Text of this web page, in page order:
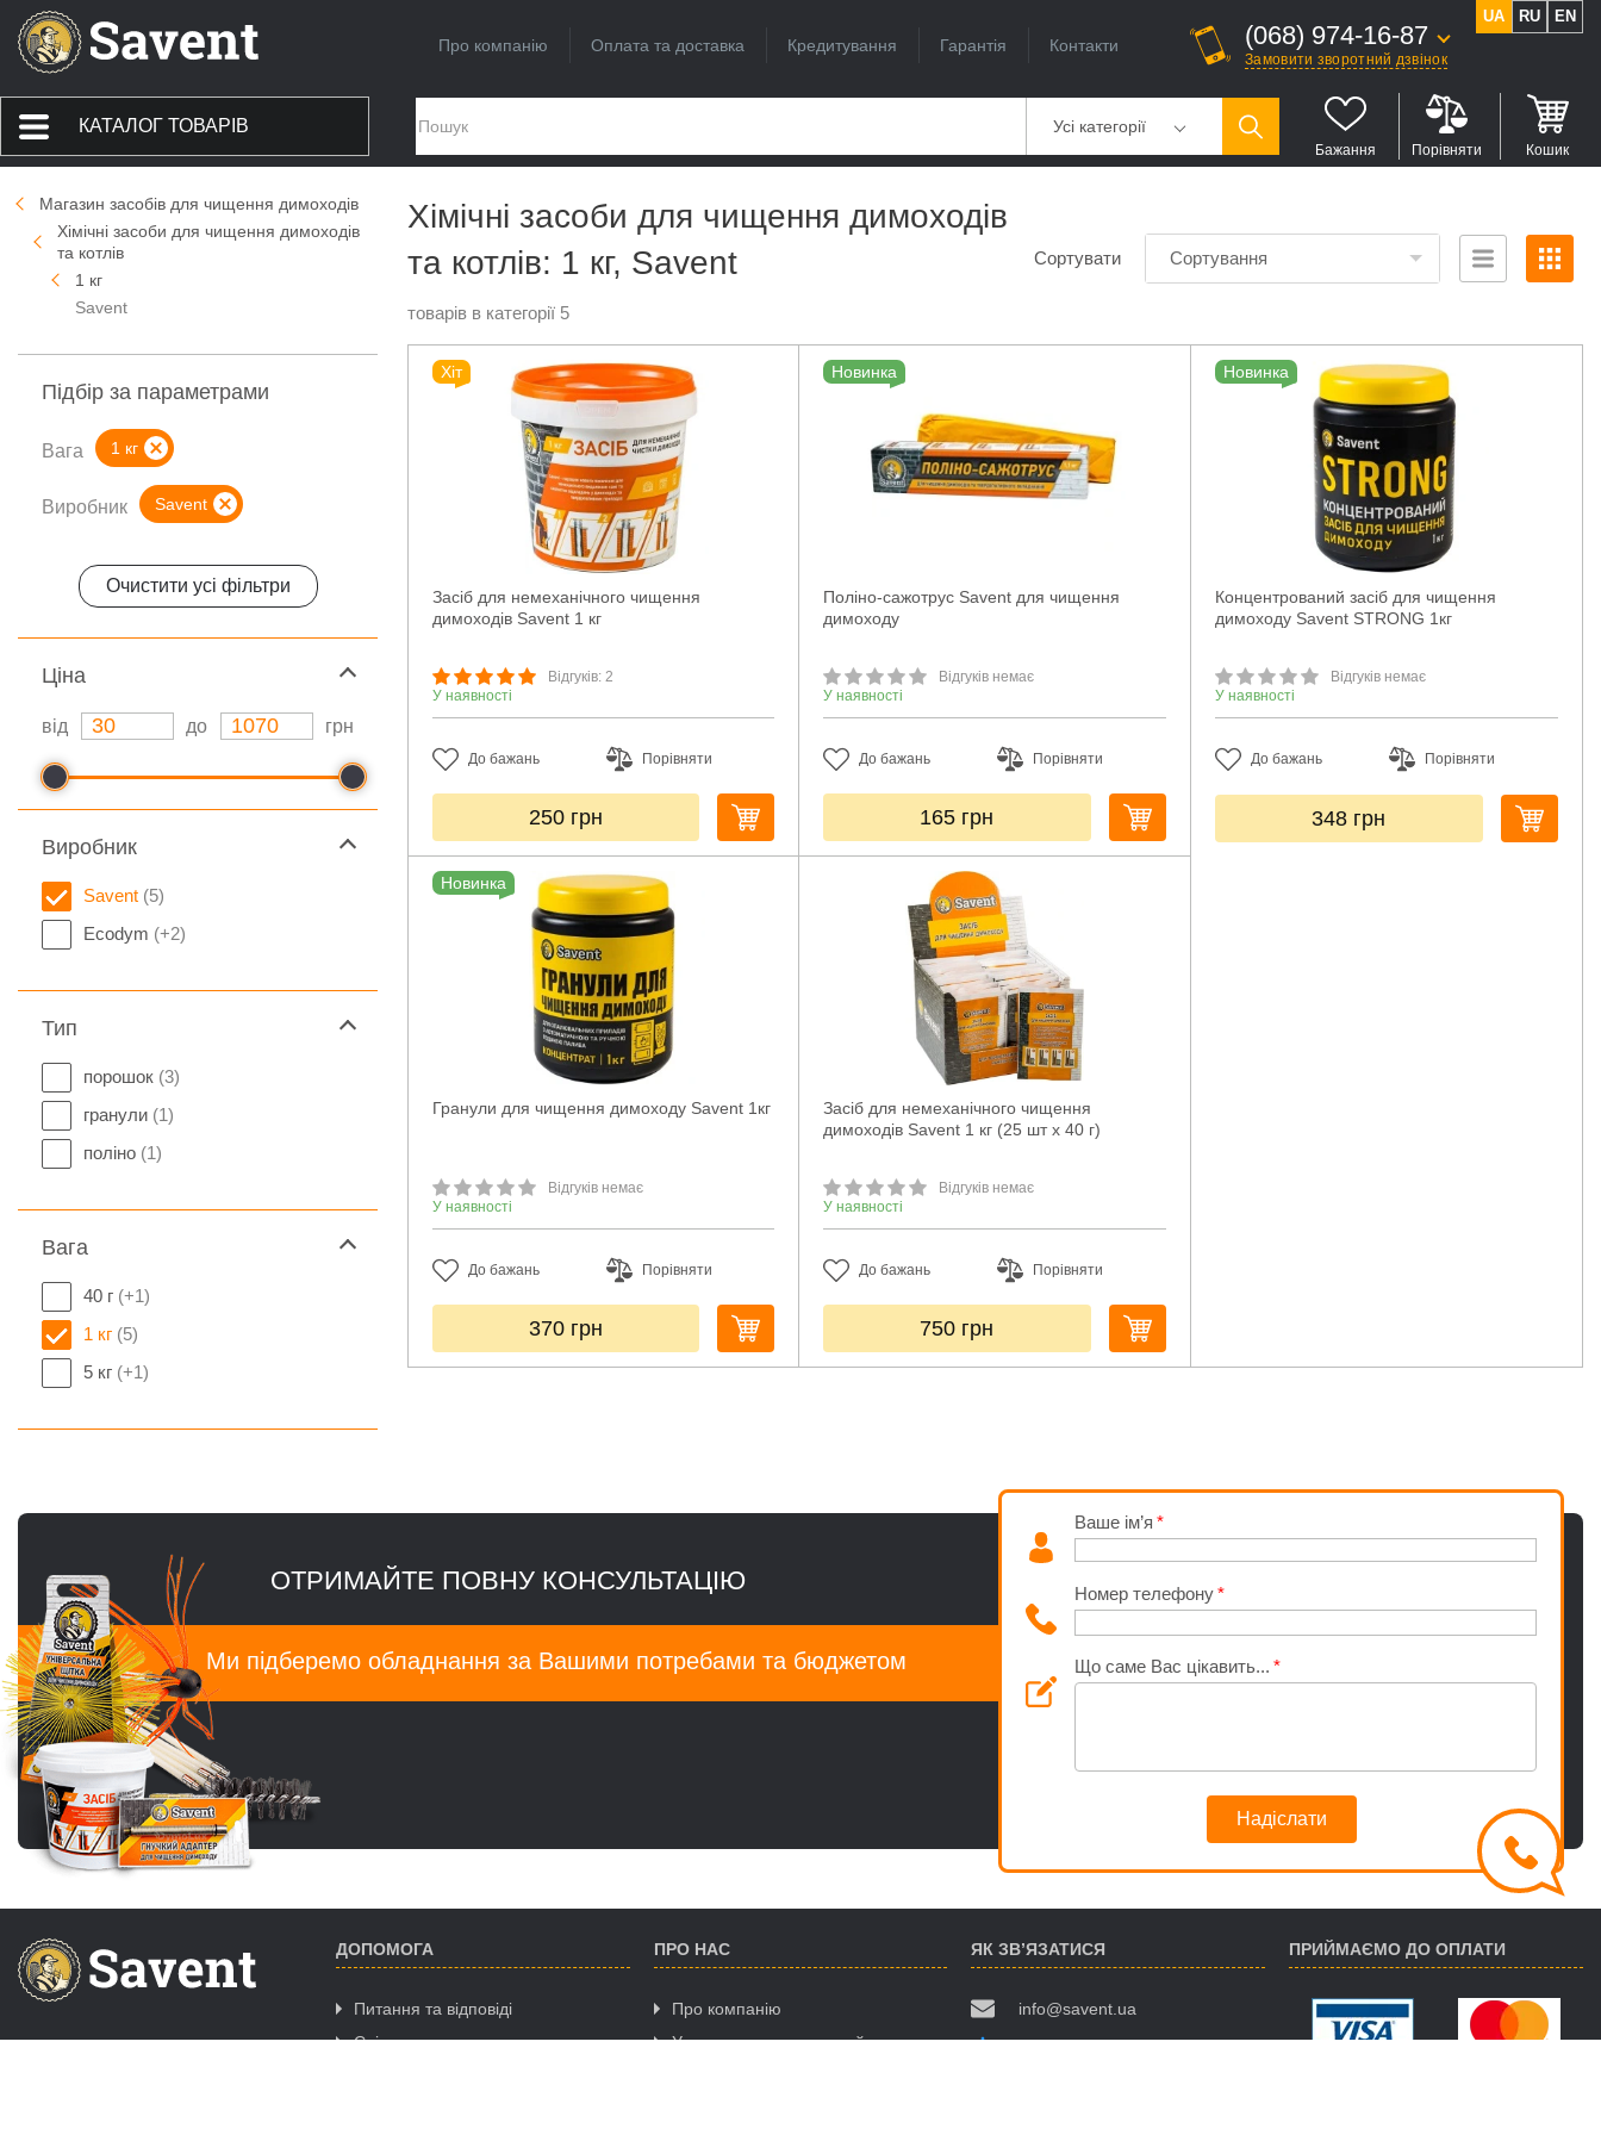
Про компанію Оплата та доставка Кредитування Гарантія Контакти (068) 974-16-87
Замовити зворотний дзвінок
UA RU EN
КАТАЛОГ ТОВАРІВ Усі категорії
Бажання Порівняти Кошик
Магазин засобів для чищення димоходів
Хімічні засоби для чищення димоходів
та котлів
1 кг
Savent
Підбір за параметрами
Вага 1 кг
Виробник Savent
Очистити усі фільтри
Ціна
від до грн
Виробник
Savent (5)
Ecodym (+2)
Тип
порошок (3)
гранули (1)
поліно (1)
Вага
40 г (+1)
1 кг (5)
5 кг (+1)
Хімічні засоби для чищення димоходів
та котлів: 1 кг, Savent
товарів в категорії 5
Сортувати Сортування
Хіт
Засіб для немеханічного чищення
димоходів Savent 1 кг
Відгуків: 2
У наявності
До бажань Порівняти
250 грн
Новинка
Поліно-сажотрус Savent для чищення
димоходу
Відгуків немає
У наявності
До бажань Порівняти
165 грн
Новинка
Концентрований засіб для чищення
димоходу Savent STRONG 1кг
Відгуків немає
У наявності
До бажань Порівняти
348 грн
Новинка
Гранули для чищення димоходу Savent 1кг
Відгуків немає
У наявності
До бажань Порівняти
370 грн
Засіб для немеханічного чищення
димоходів Savent 1 кг (25 шт х 40 г)
Відгуків немає
У наявності
До бажань Порівняти
750 грн
ОТРИМАЙТЕ ПОВНУ КОНСУЛЬТАЦІЮ
Ми підберемо обладнання за Вашими потребами та бюджетом
Ваше ім’я
Номер телефону
Що саме Вас цікавить...
Надіслати
ДОПОМОГА
Питання та відповіді
Співпраця
ПРО НАС
Про компанію
Умови використання сайту
ЯК ЗВ’ЯЗАТИСЯ
info@savent.ua
ПРИЙМАЄМО ДО ОПЛАТИ